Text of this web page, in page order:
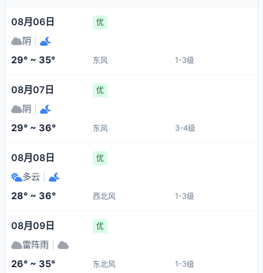
08月06日 优
阴
29° ~ 35° 东风 1-3级
08月07日 优
阴
29° ~ 36° 东风 3-4级
08月08日 优
多云
28° ~ 36° 西北风 1-3级
08月09日 优
雷阵雨
26° ~ 35° 东北风 1-3级